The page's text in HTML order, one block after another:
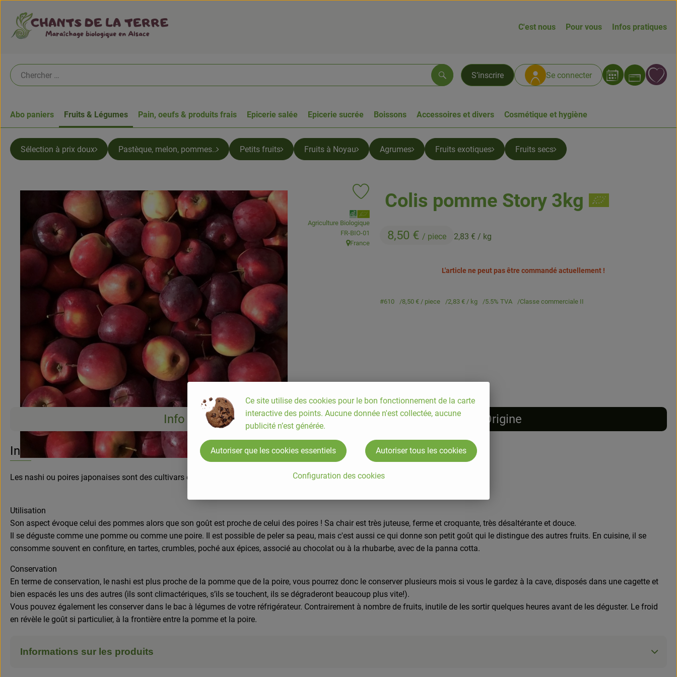
C'est nous Pour vous Infos pratiques
S’inscrire Se connecter
Rechercher
Abo paniers Fruits & Légumes Pain, oeufs & produits frais Epicerie salée Epicerie sucrée Boissons Accessoires et divers Cosmétique et hygiène
Sélection à prix doux Pastèque, melon, pommes.. Petits fruits Fruits à Noyau Agrumes Fruits exotiques Fruits secs
Colis pomme Story 3kg
8,50 € / piece 2,83 € / kg
Ajouter le produit aux favoris
, Association:
Agriculture Biologique
, Autorité de contrôle:
FR-BIO-01
, Origine:
France
L'article ne peut pas être commandé actuellement !
#610 8,50 € / piece 2,83 € / kg 5.5% TVA Classe commerciale II
Info Origine
Info
Les nashi ou poires japonaises sont des cultivars de poiriers dérivés de l'espèce sauvage Pyrus pyrifolia ,. Nashi est parfois écrit nachi.
Utilisation
Son aspect évoque celui des pommes alors que son goût est proche de celui des poires ! Sa chair est très juteuse, ferme et croquante, très désaltérante et douce.
Il se déguste comme une pomme ou comme une poire. Il est possible de peler sa peau, mais c'est aussi ce qui donne son petit goût qui le distingue des autres fruits. En cuisine, il se
consomme souvent en confiture, en tartes, crumbles, poché aux épices, associé au chocolat ou à la rhubarbe, avec de la panna cotta.
Conservation
En terme de conservation, le nashi est plus proche de la pomme que de la poire, vous pourrez donc le conserver plusieurs mois si vous le gardez à la cave, disposés dans une cagette et
bien espacés les uns des autres (ils sont climactériques, s’ils se touchent, ils se dégraderont beaucoup plus vite!).
Vous pouvez également les conserver dans le bac à légumes de votre réfrigérateur. Contrairement à nombre de fruits, inutile de les sortir quelques heures avant de les déguster. Le froid
en révèle le goût si particulier, à la frontière entre la pomme et la poire.
Informations sur les produits
Ce site utilise des cookies pour le bon fonctionnement de la carte
interactive des points. Aucune donnée n'est collectée, aucune
publicité n’est générée.
Configuration des cookies
Autoriser que les cookies essentiels Autoriser tous les cookies